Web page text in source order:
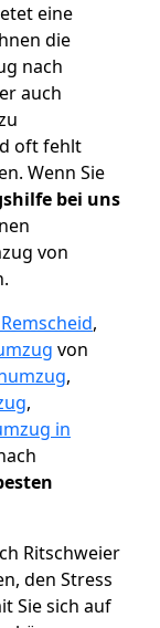
eine
die
nach
auch
oft fehlt
Wenn Sie
bei uns
von
,
von
,
,
in
Ritschweier
den Stress
Sie sich auf